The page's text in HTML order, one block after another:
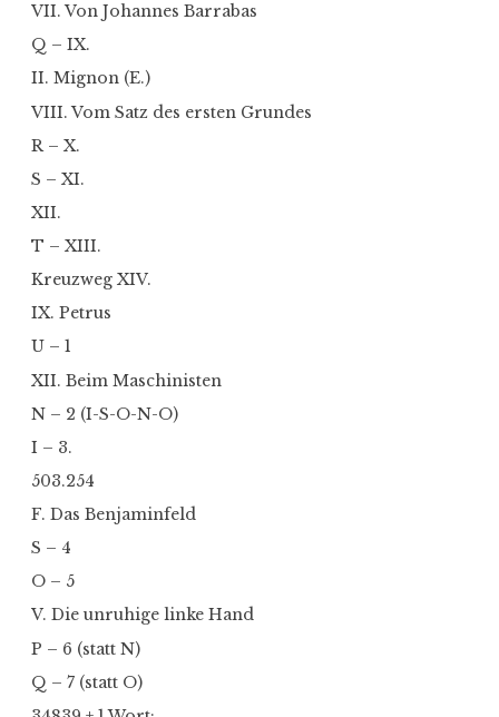
VII. Von Johannes Barrabas
Q – IX.
II. Mignon (E.)
VIII. Vom Satz des ersten Grundes
R – X.
S – XI.
XII.
T – XIII.
Kreuzweg XIV.
IX. Petrus
U – 1
XII. Beim Maschinisten
N – 2 (I-S-O-N-O)
I – 3.
503.254
F. Das Benjaminfeld
S – 4
O – 5
V. Die unruhige linke Hand
P – 6 (statt N)
Q – 7 (statt O)